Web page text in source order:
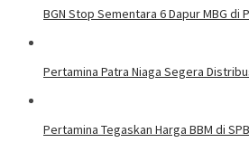
BGN Stop Sementara 6 Dapur MBG di
Pertamina Patra Niaga Segera
Pertamina Tegaskan Harga BBM di